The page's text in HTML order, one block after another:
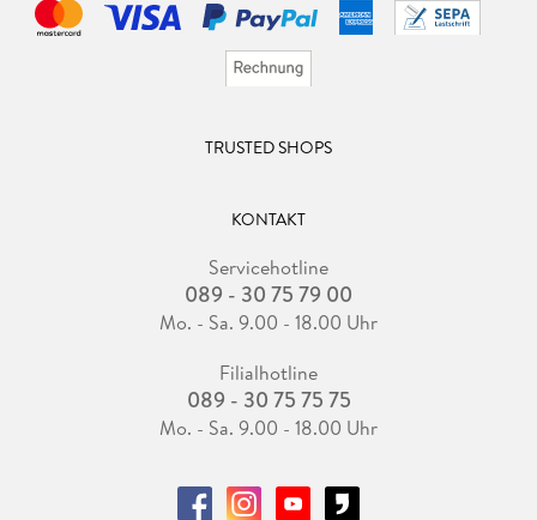
TRUSTED SHOPS
KONTAKT
Servicehotline
089 - 30 75 79 00
Mo. - Sa. 9.00 - 18.00 Uhr
Filialhotline
089 - 30 75 75 75
Mo. - Sa. 9.00 - 18.00 Uhr